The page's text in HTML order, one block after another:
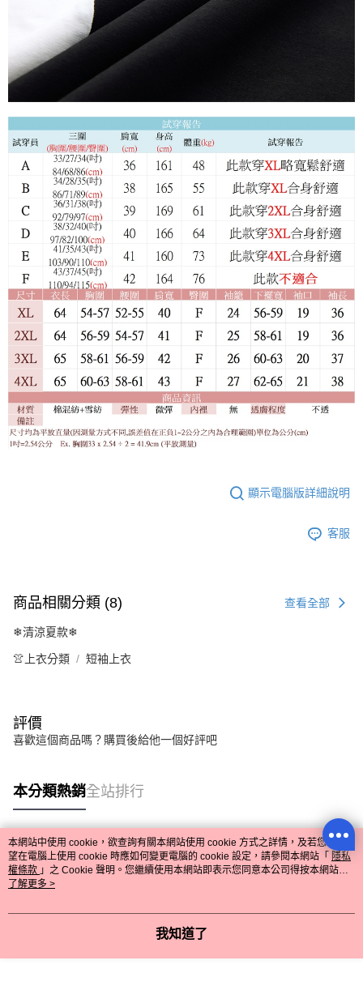
顯示電腦版詳細說明
客服
商品相關分類 (8) 查看全部
❄清涼夏款❄
👚上衣分類 短袖上衣
評價
喜歡這個商品嗎？購買後給他一個好評吧
本分類熱銷全站排行
熱門標籤
本網站中使用 cookie，欲查詢有關本網站使用 cookie 方式之詳情，及若您不希
望在電腦上使用 cookie 時應如何變更電腦的 cookie 設定，請參閱本網站「 隱私
權條款 」之 Cookie 聲明。您繼續使用本網站即表示您同意本公司得按本網站使
用條款之 Cookie 聲明使用 cookie。
了解更多 >
我知道了